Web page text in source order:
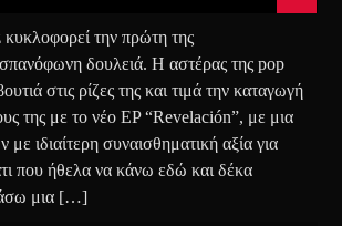
την πρώτη της
δουλειά. H αστέρας της pop
στις ρίζες της και τιμά την καταγωγή
της με το νέο EP “Revelación”, με μια
με ιδιαίτερη συναισθηματική αξία για
που ήθελα να κάνω εδώ και δέκα
μια […]